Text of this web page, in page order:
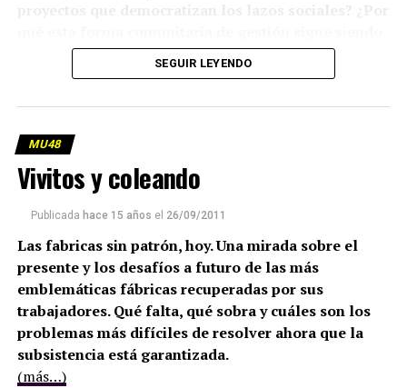
ignorada por universidades públicas? ¿Qué nuevas
obligaciones surgen a partir de organizar lo común
SEGUIR LEYENDO
MU48
Vivitos y coleando
Publicada hace 15 años el 26/09/2011
Las fabricas sin patrón, hoy. Una mirada sobre el
presente y los desafíos a futuro de las más
emblemáticas fábricas recuperadas por sus
trabajadores. Qué falta, qué sobra y cuáles son los
problemas más difíciles de resolver ahora que la
subsistencia está garantizada.
(más…)